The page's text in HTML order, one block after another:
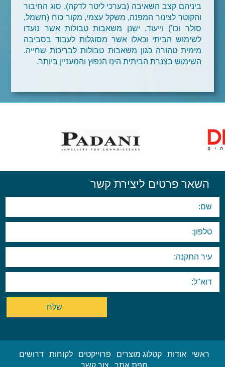
ביניהם קצב השאיבה (בערכי ליטר לדקה), סוג החיבור
והקוטר לצינור המפנה, משקל עצמי, מקור כוח (חשמל,
סולר וכו') וייעוד. ישנן משאבות טבולות אשר נועדו
לשימוש הביתי וכאלו אשר מסוגלות לעבוד בסביבה
מימית טהורה כגון משאבות טבולות לבריכות שחייה.
השימוש בצנרת הביתית הינו הנפוץ והמעניין ביותר.
השאר פרטים ליצירת קשר
ראשי אודות קטלוג מוצרים פרוייקטים לקוחות
דרושים
מפת אתר
צור קשר